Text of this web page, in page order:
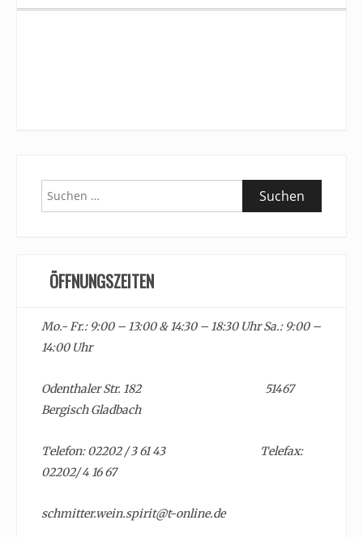
Suchen
nach:
ÖFFNUNGSZEITEN
Mo.- Fr.: 9:00 – 13:00 & 14:30 – 18:30 Uhr Sa.: 9:00 –
14:00 Uhr
Odenthaler Str. 182 51467
Bergisch Gladbach
Telefon: 02202 / 3 61 43 Telefax:
02202/ 4 16 67
schmitter.wein.spirit@t-online.de